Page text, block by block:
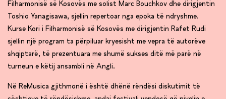
Filharmonisë së Kosovës me solist Marc Bouchkov dhe dirigjentin
Toshio Yanagisawa, sjellin repertoar nga epoka të ndryshme.
Kurse Kori i Filharmonisë së Kosovës me dirigjentin Rafet Rudi
sjellin një program ta përpiluar kryesisht me vepra të autorëve
shqiptarë, të prezentuara me shumë sukses ditë më parë në
turneun e këtij ansambli në Angli.
Në ReMusica gjithmonë i është dhënë rëndësi diskutimit të